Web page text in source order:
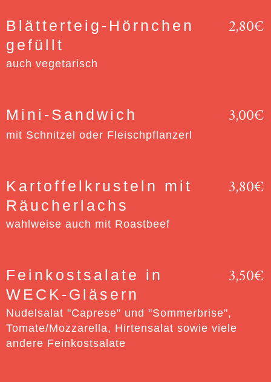
Blätterteig-Hörnchen
gefüllt
2,80€
auch vegetarisch
Mini-Sandwich 3,00€
mit Schnitzel oder Fleischpflanzerl
Kartoffelkrusteln mit
Räucherlachs
3,80€
wahlweise auch mit Roastbeef
Feinkostsalate in
WECK-Gläsern
3,50€
Nudelsalat "Caprese" und "Sommerbrise",
Tomate/Mozzarella, Hirtensalat sowie viele
andere Feinkostsalate